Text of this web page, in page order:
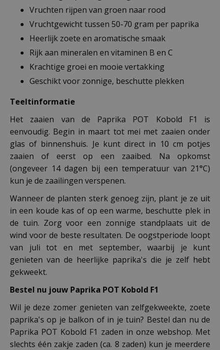
Vruchten rijpen van groen naar rood
Vruchtgewicht tussen 50-70 gram per paprika
Heerlijk zoete en aromatische smaak
Rijk aan mineralen en vitaminen B en C
Krachtige groei en mooie vertakking
Geschikt voor zonnige, beschutte plekken
Teeltinformatie
Het zaaien van de Paprika POT Kobold F1 is
eenvoudig. Begin in maart tot mei met zaaien onder
glas of binnenshuis. Je kunt direct in 10 cm potjes
zaaien of eerst op een zaaibed. Na opkomst
(ongeveer 14 dagen bij een temperatuur van 21°C)
kun je de zaailingen verspenen.
Wanneer de planten sterk genoeg zijn, plant je ze uit
in een koude kas of op een warme, beschutte plek in
de tuin. Zorg voor een zonnige standplaats uit de
wind voor de beste resultaten. De oogstperiode loopt
van juli tot en met september, waarbij je kunt
genieten van de heerlijke paprika's die je zelf hebt
gekweekt.
Bestel nu jouw Paprika POT Kobold F1
Wil je deze zomer genieten van zelfgekweekte, zoete
paprika's op je balkon of in je tuin? Bestel dan nu de
Paprika POT Kobold F1 zaden in onze webshop. Met
slechts één zakje zaden (ca. 8 zaden) kun je meerdere